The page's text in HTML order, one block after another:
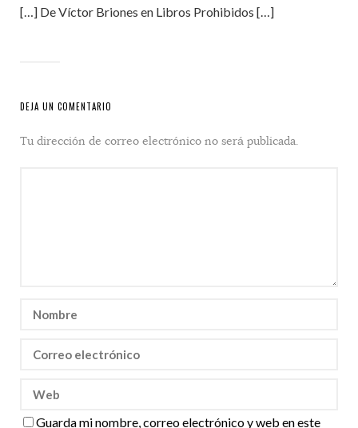
[…] De Víctor Briones en Libros Prohibidos […]
DEJA UN COMENTARIO
Tu dirección de correo electrónico no será publicada.
Guarda mi nombre, correo electrónico y web en este